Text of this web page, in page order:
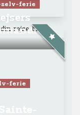
selv-ferie
ferie